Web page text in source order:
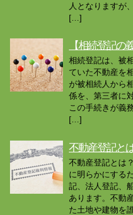
人となりますが
[…]
【相続登記の
相続登記は、被
ていた不動産を
が被相続人から
係を、第三者に
この手続きが義
[…]
不動産登記と
不動産登記とは
に明らかにする
記、法人登記、
あります。不動
た土地や建物を